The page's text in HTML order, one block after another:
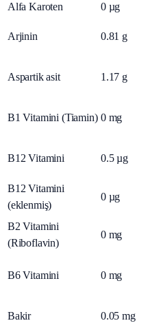
Alfa Karoten 0 µg
Arjinin 0.81 g
Aspartik asit 1.17 g
B1 Vitamini (Tiamin) 0 mg
B12 Vitamini 0.5 µg
B12 Vitamini
(eklenmiş)
0 µg
B2 Vitamini
(Riboflavin)
0 mg
B6 Vitamini 0 mg
Bakir 0.05 mg